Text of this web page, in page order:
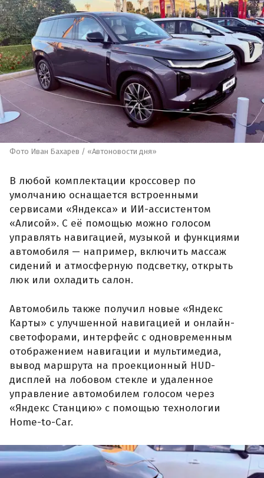
Фото Иван Бахарев / «Автоновости дня»
В любой комплектации кроссовер по
умолчанию оснащается встроенными
сервисами «Яндекса» и ИИ-ассистентом
«Алисой». С её помощью можно голосом
управлять навигацией, музыкой и функциями
автомобиля — например, включить массаж
сидений и атмосферную подсветку, открыть
люк или охладить салон.
Автомобиль также получил новые «Яндекс
Карты» с улучшенной навигацией и онлайн-
светофорами, интерфейс с одновременным
отображением навигации и мультимедиа,
вывод маршрута на проекционный HUD-
дисплей на лобовом стекле и удаленное
управление автомобилем голосом через
«Яндекс Станцию» с помощью технологии
Home-to-Car.